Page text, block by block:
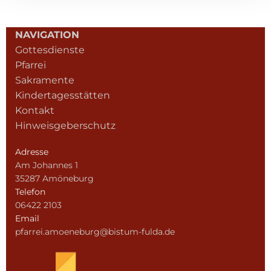
NAVIGATION
Gottesdienste
Pfarrei
Sakramente
Kindertagesstätten
Kontakt
Hinweisgeberschutz
Adresse
Am Johannes 1
35287 Amöneburg
Telefon
06422 2103
Email
pfarrei.amoeneburg@bistum-fulda.de